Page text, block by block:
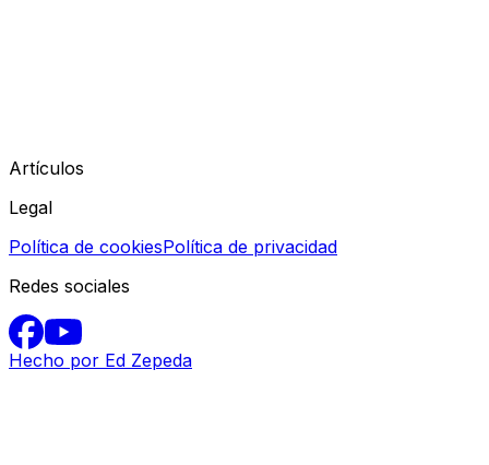
Artículos
Legal
Política de cookiesPolítica de privacidad
Redes sociales
Hecho por Ed Zepeda